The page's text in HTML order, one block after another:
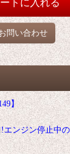
問い合わせ
】
ンジン停止中